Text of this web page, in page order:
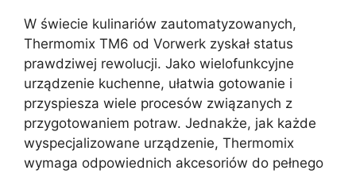
W świecie kulinariów zautomatyzowanych,
Thermomix TM6 od Vorwerk zyskał status
prawdziwej rewolucji. Jako wielofunkcyjne
urządzenie kuchenne, ułatwia gotowanie i
przyspiesza wiele procesów związanych z
przygotowaniem potraw. Jednakże, jak każde
wyspecjalizowane urządzenie, Thermomix
wymaga odpowiednich akcesoriów do pełnego